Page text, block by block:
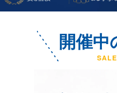
開催中